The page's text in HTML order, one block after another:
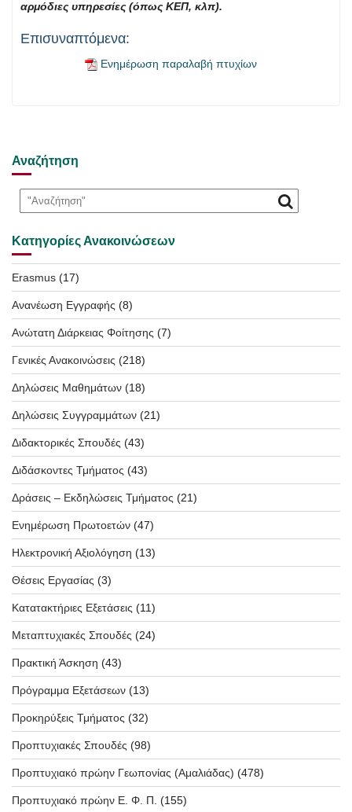
αρμόδιες υπηρεσίες (όπως ΚΕΠ, κλπ).
Επισυναπτόμενα:
Ενημέρωση παραλαβή πτυχίων
Αναζήτηση
Κατηγορίες Ανακοινώσεων
Erasmus (17)
Ανανέωση Εγγραφής (8)
Ανώτατη Διάρκειας Φοίτησης (7)
Γενικές Ανακοινώσεις (218)
Δηλώσεις Μαθημάτων (18)
Δηλώσεις Συγγραμμάτων (21)
Διδακτορικές Σπουδές (43)
Διδάσκοντες Τμήματος (43)
Δράσεις – Εκδηλώσεις Τμήματος (21)
Ενημέρωση Πρωτοετών (47)
Ηλεκτρονική Αξιολόγηση (13)
Θέσεις Εργασίας (3)
Κατατακτήριες Εξετάσεις (11)
Μεταπτυχιακές Σπουδές (24)
Πρακτική Άσκηση (43)
Πρόγραμμα Εξετάσεων (13)
Προκηρύξεις Τμήματος (32)
Προπτυχιακές Σπουδές (98)
Προπτυχιακό πρώην Γεωπονίας (Αμαλιάδας) (478)
Προπτυχιακό πρώην Ε. Φ. Π. (155)